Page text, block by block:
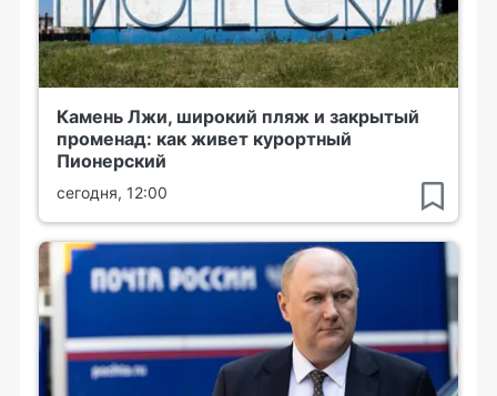
Камень Лжи, широкий пляж и закрытый
променад: как живет курортный
Пионерский
сегодня, 12:00